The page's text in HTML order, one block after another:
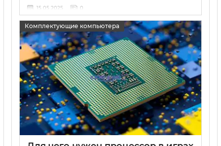
15 05 2025 0
Комплектующие компьютера